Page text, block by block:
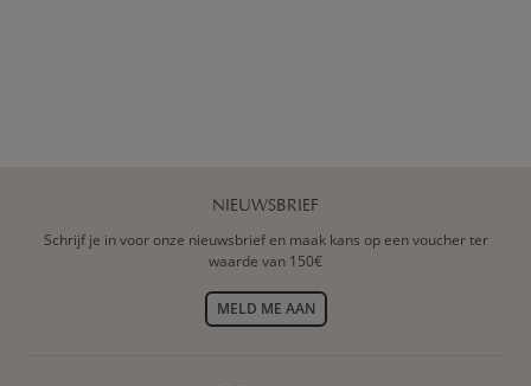
NIEUWSBRIEF
Schrijf je in voor onze nieuwsbrief en maak kans op een voucher ter
waarde van 150€
MELD ME AAN